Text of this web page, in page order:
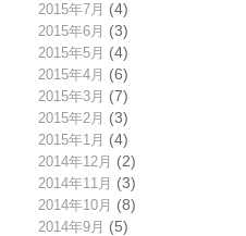
2015年7月 (4)
2015年6月 (3)
2015年5月 (4)
2015年4月 (6)
2015年3月 (7)
2015年2月 (3)
2015年1月 (4)
2014年12月 (2)
2014年11月 (3)
2014年10月 (8)
2014年9月 (5)